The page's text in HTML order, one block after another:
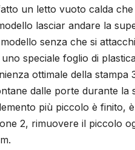
un letto vuoto calda
lasciar andare la
senza che si
speciale foglio di
ottimale della stampa
dalle porte durante la
più piccolo è finito,
2, rimuovere il piccolo